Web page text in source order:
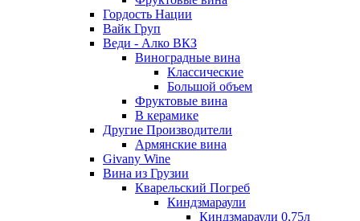
Гордость Нации
Вайк Груп
Веди - Алко ВКЗ
Виноградные вина
Классические
Большой объем
Фруктовые вина
В керамике
Другие Производители
Армянские вина
Givany Wine
Вина из Грузии
Кварельский Погреб
Киндзмараули
Киндзмараули 0,75л